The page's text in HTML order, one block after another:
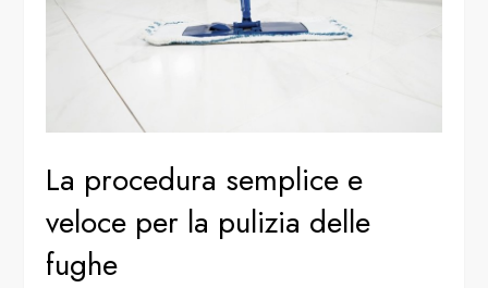
La procedura semplice e
veloce per la pulizia delle
fughe